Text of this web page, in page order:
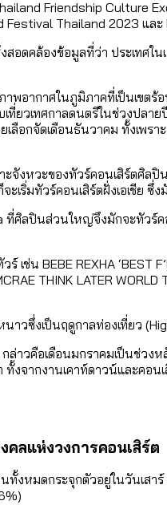
Friendship Culture
Thailand 2023 แล
คล้องข้อมูลที่ว่า ประเทศใน
พอากาศในภูมิภาคที่เป็นเขต
ยวเทศกาลดนตรีในช่วงปลา
กจัดเดือนธันวาคม ทั้งเพรา
หวะของทัวร์คอนเสิร์ตศิลปิ
ริ่มทัวร์คอนเสิร์ตฝั่งเอเชีย ซึ่
ลปินส่วนใหญ่จึงมักจะทัวร์ค
BEBE REXHA ‘BEST
THINK LATER
งเป็นฤดูกาลท่องเที่ยว
วคือเดือนมกราคมเป็นช่วง
จากงานเคาท์ดาวน์และคอ
ลแห่งวงการคอนเสิร์ต
งหมดกระจุกตัวอยู่ในวันเส